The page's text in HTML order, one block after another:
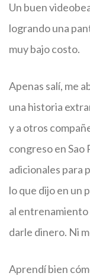
Un buen
logrando una
muy bajo costo.
Apenas salí, me
una historia
y a otros
congreso en Sao
adicionales para
lo que dijo en un
al entrenamiento
darle dinero. Ni
Aprendí bien